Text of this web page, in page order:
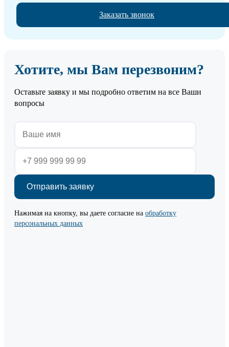
Заказать звонок
Хотите, мы Вам перезвоним?
Оставьте заявку и мы подробно ответим на все Ваши
вопросы
Нажимая на кнопку, вы даете согласие на обработку
персональных данных